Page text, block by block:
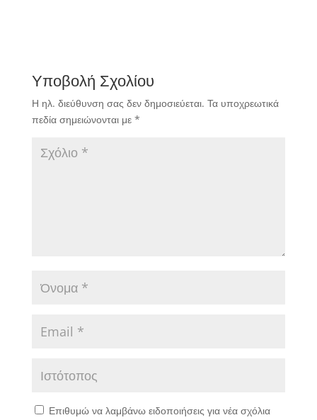
Υποβολή Σχολίου
Η ηλ. διεύθυνση σας δεν δημοσιεύεται. Τα υποχρεωτικά
πεδία σημειώνονται με *
Επιθυμώ να λαμβάνω ειδοποιήσεις για νέα σχόλια